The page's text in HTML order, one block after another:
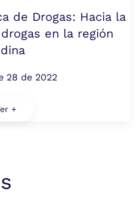
de Drogas: Hacia la
en la región
28 de 2022
+